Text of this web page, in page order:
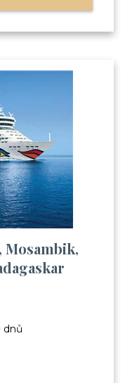
Mosambik,
dnů